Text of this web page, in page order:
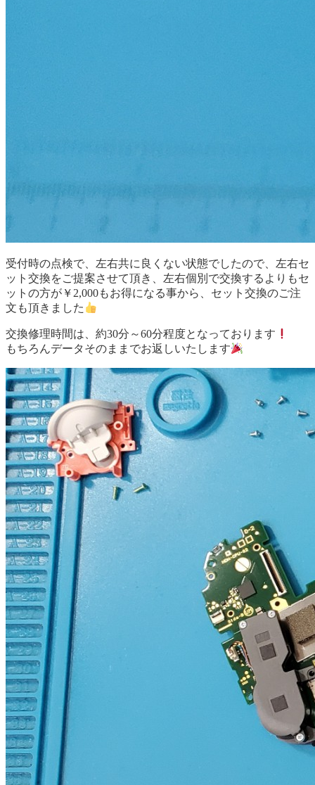
受付時の点検で、左右共に良くない状態でしたので、左右セ
ット交換をご提案させて頂き、左右個別で交換するよりもセ
ットの方が￥2,000もお得になる事から、セット交換のご注
文も頂きました
交換修理時間は、約30分～60分程度となっております
もちろんデータそのままでお返しいたします